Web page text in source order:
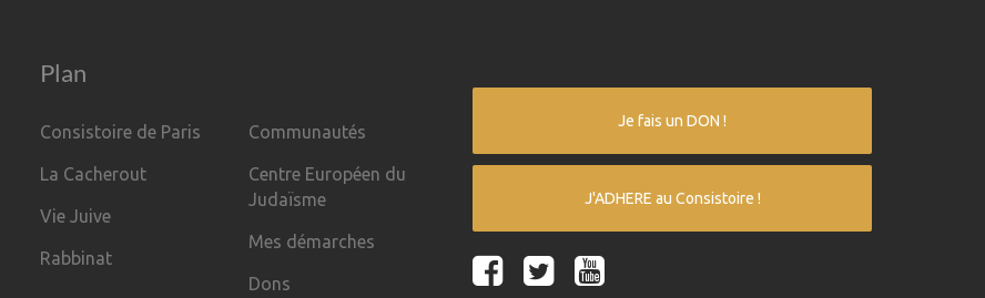
Plan
Consistoire de Paris
La Cacherout
Vie Juive
Rabbinat
Communautés
Centre Européen du
Judaïsme
Mes démarches
Dons
Je fais un DON !
J'ADHERE au Consistoire !